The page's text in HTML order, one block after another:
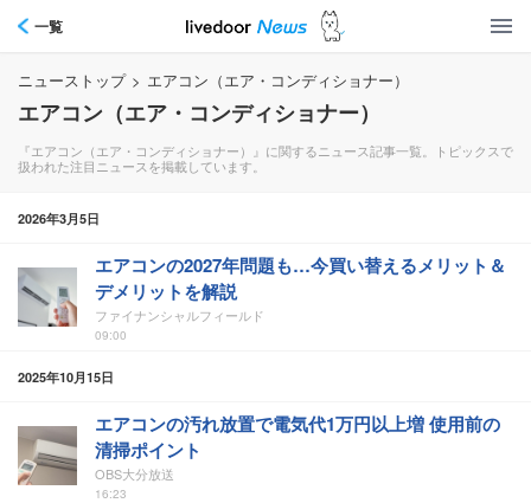
一覧
ニューストップ > エアコン（エア・コンディショナー）
エアコン（エア・コンディショナー）
『エアコン（エア・コンディショナー）』に関するニュース記事一覧。トピックスで
扱われた注目ニュースを掲載しています。
2026年3月5日
エアコンの2027年問題も…今買い替えるメリット＆
デメリットを解説
ファイナンシャルフィールド
09:00
2025年10月15日
エアコンの汚れ放置で電気代1万円以上増 使用前の
清掃ポイント
OBS大分放送
16:23